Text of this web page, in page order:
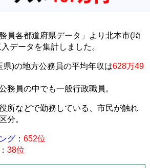
員各都道府県データ」より北本市(埼
データを集計しました。
県)の地方公務員の平均年収は628万49
務員の中でも一般行政職員。
所などで勤務している、市民が触れ
分。
グ： 652位
38位